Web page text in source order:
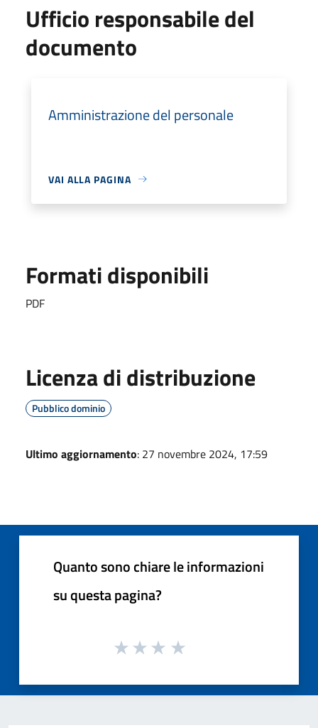
Ufficio responsabile del
documento
Amministrazione del personale
VAI ALLA PAGINA
Formati disponibili
PDF
Licenza di distribuzione
Pubblico dominio
Ultimo aggiornamento: 27 novembre 2024, 17:59
Quanto sono chiare le informazioni
su questa pagina?